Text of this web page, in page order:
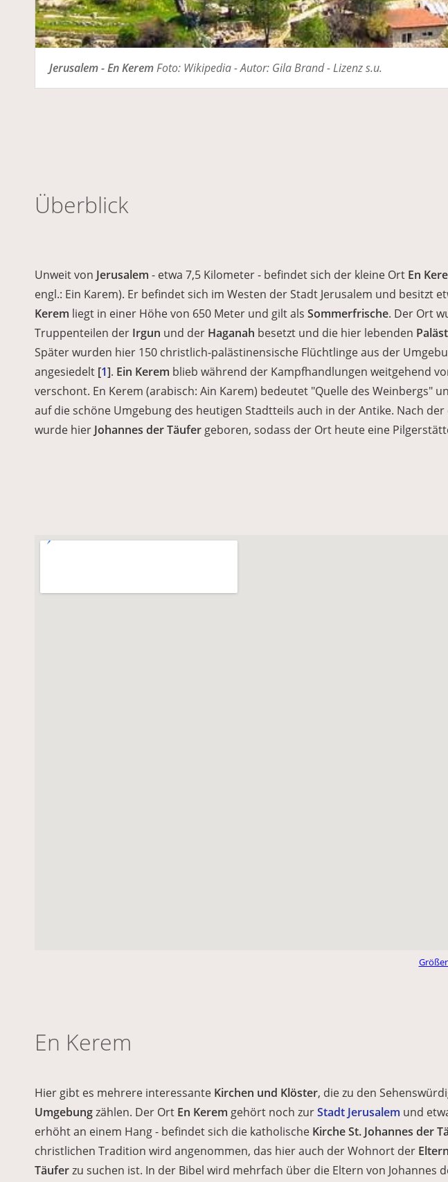
Jerusalem - En KeremFoto: Wikipedia - Autor: Gila Brand - Lizenz s.u.
Überblick
Unweit von Jerusalem - etwa 7,5 Kilometer - befindet sich der kleine Ort En
engl.: Ein Karem). Er befindet sich im Westen der Stadt Jerusalem und besitzt
Kerem liegt in einer Höhe von 650 Meter und gilt als Sommerfrische. Der Ort
Truppenteilen der Irgun und der Haganah besetzt und die hier lebenden
Später wurden hier 150 christlich-palästinensische Flüchtlinge aus der
angesiedelt [1]. Ein Kerem blieb während der Kampfhandlungen weitgehend
verschont. En Kerem (arabisch: Ain Karem) bedeutet "Quelle des Weinbergs"
auf die schöne Umgebung des heutigen Stadtteils auch in der Antike. Nach
wurde hier Johannes der Täufer geboren, sodass der Ort heute eine
En Kerem
Hier gibt es mehrere interessante Kirchen und Klöster, die zu den
Umgebungzählen. Der Ort En Kerem gehört noch zurStadt Jerusalem und
erhöht an einem Hang - befindet sich die katholische Kirche St. Johannes der
christlichen Tradition wird angenommen, das hier auch der Wohnort der
Täuferzu suchen ist. In der Bibel wird mehrfach über die Eltern von Johannes